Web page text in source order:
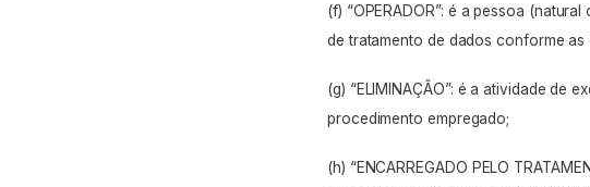
(f) “OPERADOR”: é a pessoa
de tratamento de dados conforme as
(g) “ELIMINAÇÃO”: é a atividade de
procedimento empregado;
(h) “ENCARREGADO PELO